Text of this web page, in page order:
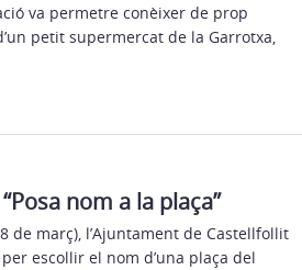
va permetre conèixer de prop
petit supermercat de la Garrotxa,
nom a la plaça”
de març), l’Ajuntament de Castellfollit
escollir el nom d’una plaça del